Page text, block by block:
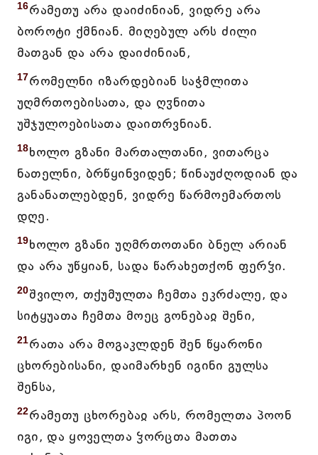
16რამეთუ არა დაიძინიან, ვიდრე არა
ბოროტი ქმნიან. მიღებულ არს ძილი
მათგან და არა დაიძინიან,
17რომელნი იზარდებიან საჭმლითა
უღმრთოებისათა, და ღჳნითა
უშჯულოებისათა დაითრვნიან.
18ხოლო გზანი მართალთანი, ვითარცა
ნათელნი, ბრწყინვიდენ; წინაუძღოდიან და
განანათლებდენ, ვიდრე წარმოემართოს
დღე.
19ხოლო გზანი უღმრთოთანი ბნელ არიან
და არა უწყიან, სადა წარახეთქონ ფერჴი.
20შვილო, თქუმულთა ჩემთა ეკრძალე, და
სიტყუათა ჩემთა მოეც გონებაჲ შენი,
21რათა არა მოგაკლდენ შენ წყარონი
ცხორებისანი, დაიმარხენ იგინი გულსა
შენსა,
22რამეთუ ცხორებაჲ არს, რომელთა პოონ
იგი, და ყოველთა ჴორცთა მათთა